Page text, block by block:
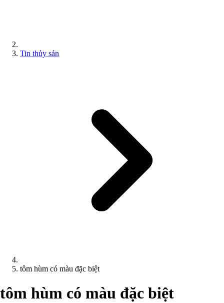
Tin thủy sản
tôm hùm có màu đặc biệt
tôm hùm có màu đặc biệt